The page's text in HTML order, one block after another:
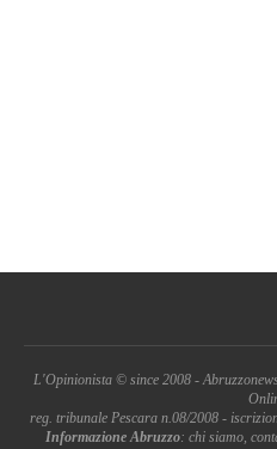
L'Opinionista © since 2008 -
reg. tribunale Pescara n.08/2008 -
Informazione Abruzzo: chi siamo,